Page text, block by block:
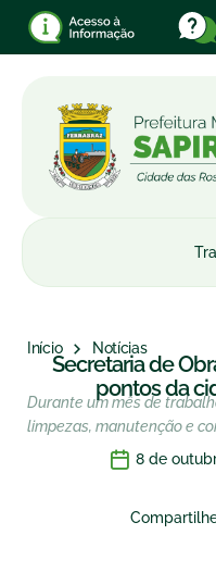
Início Notícias
Secretaria de
pontos da
Durante um mês de
limpezas, manutenção e
8 de